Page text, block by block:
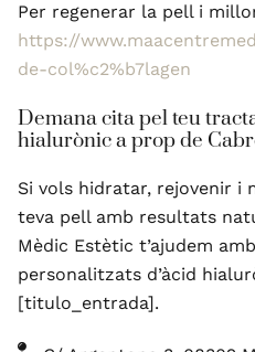
Per regenerar la pell i
https://
de-col%c2%b7lagen
Demana cita pel teu
hialurònic a prop de
Si vols hidratar, rejovenir i
teva pell amb resultats
Mèdic Estètic t’ajudem
personalitzats d’àcid
[titulo_entrada].